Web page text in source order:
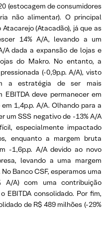
(estocagem de consumidores
não alimentar). O principal
(Atacadão), já que as
14% A/A, levando a um
A dada a expansão de lojas e
do Makro. No entanto, a
(-0,9p.p. A/A), visto
a estratégia de ser mais
deve permanecer em
1,4p.p. A/A. Olhando para a
um SSS negativo de -13% A/A
especialmente impactado
enquanto a margem bruta
-1,6p.p. A/A devido ao novo
levando a uma margem
Banco CSF, esperamos uma
A/A) com uma contribuição
EBITDA consolidado. Por fim,
de R$ 489 milhões (-29%